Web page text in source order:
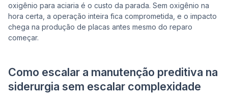
oxigênio para aciaria é o custo da parada. Sem oxigênio na
hora certa, a operação inteira fica comprometida, e o impacto
chega na produção de placas antes mesmo do reparo
começar.
Como escalar a manutenção preditiva na
siderurgia sem escalar complexidade